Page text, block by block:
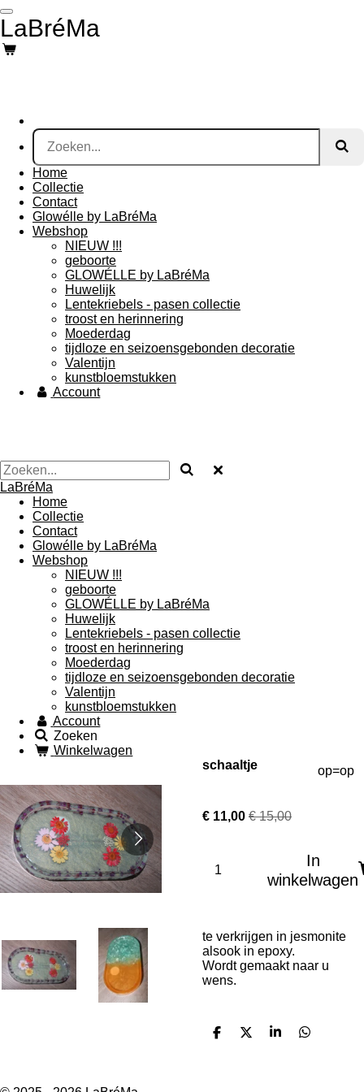
Ga
direct
naar
de
LaBréMa
Home
Collectie
Contact
Glowélle by LaBréMa
Webshop
NIEUW !!!
geboorte
GLOWÉLLE by LaBréMa
Huwelijk
Lentekriebels - pasen collectie
troost en herinnering
Moederdag
tijdloze en seizoensgebonden decoratie
Valentijn
kunstbloemstukken
Account
LaBréMa
Home
Collectie
Contact
Glowélle by LaBréMa
Webshop
NIEUW !!!
geboorte
GLOWÉLLE by LaBréMa
Huwelijk
Lentekriebels - pasen collectie
troost en herinnering
Moederdag
tijdloze en seizoensgebonden decoratie
Valentijn
kunstbloemstukken
Account
Zoeken
Winkelwagen
schaaltje
op=op
€ 11,00 € 15,00
In
winkelwagen
te verkrijgen in jesmonite
alsook in epoxy.
Wordt gemaakt naar u
wens.
D
D
S
D